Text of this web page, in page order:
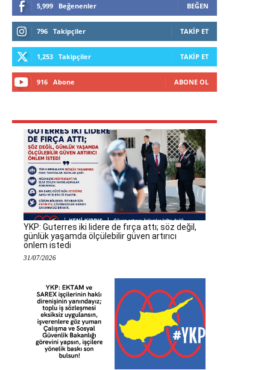
5,999 Beğenenler BEĞEN
796 Takipçiler TAKIP ET
1,253 Takipçiler TAKIP ET
916 Abone ABONE OL
YKP: Guterres iki lidere de fırça attı; söz değil,
günlük yaşamda ölçülebilir güven artırıcı
önlem istedi
31/07/2026